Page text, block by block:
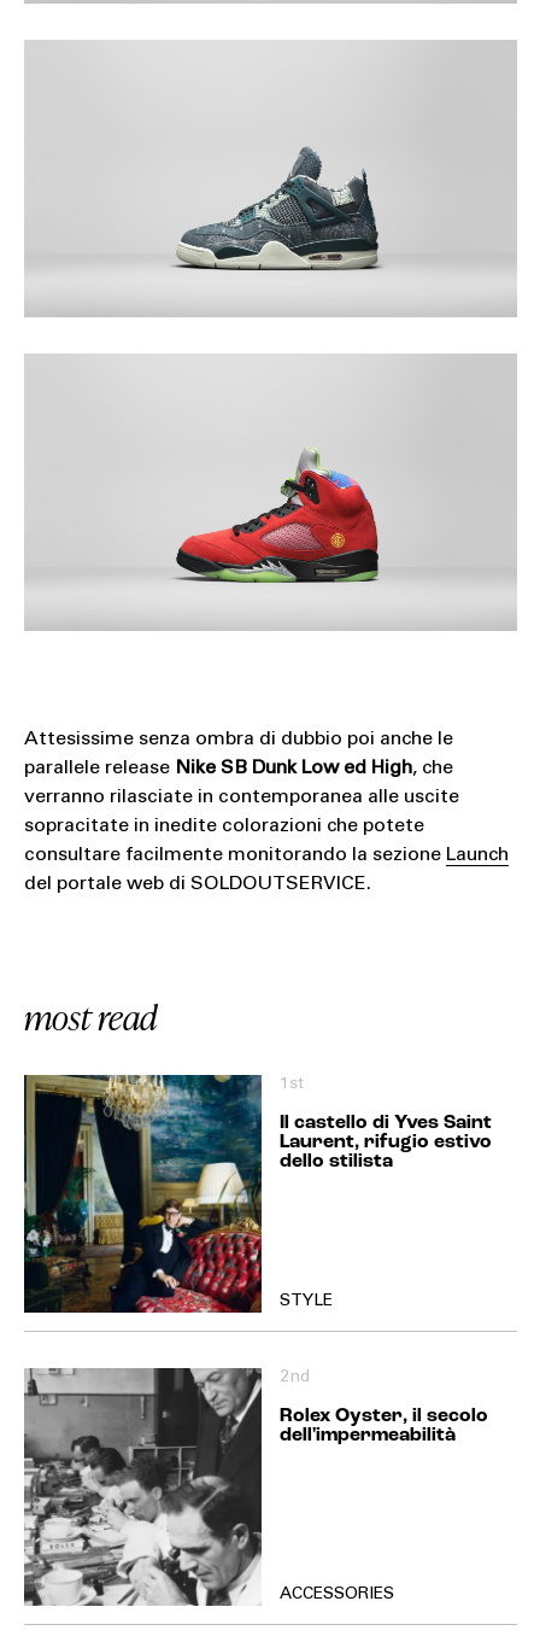
Attesissime senza ombra di dubbio poi anche le
parallele release Nike SB Dunk Low ed High, che
verranno rilasciate in contemporanea alle uscite
sopracitate in inedite colorazioni che potete
consultare facilmente monitorando la sezione Launch
del portale web di SOLDOUTSERVICE.
most read
1st
Il castello di Yves Saint
Laurent, rifugio estivo
dello stilista
STYLE
2nd
Rolex Oyster, il secolo
dell'impermeabilità
ACCESSORIES